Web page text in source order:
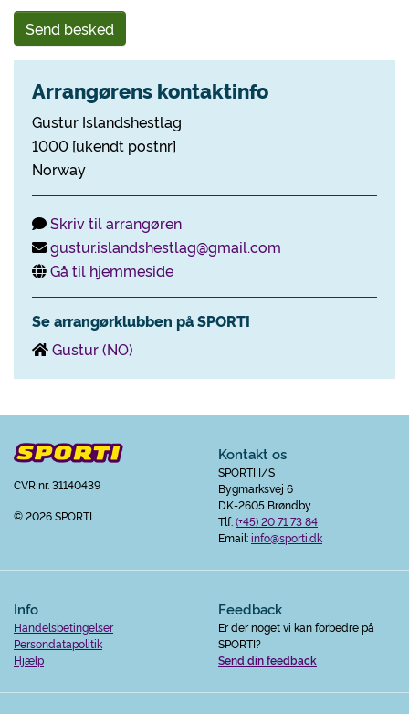
Send besked
Arrangørens kontaktinfo
Gustur Islandshestlag
1000 [ukendt postnr]
Norway
Skriv til arrangøren
gustur.islandshestlag@gmail.com
Gå til hjemmeside
Se arrangørklubben på SPORTI
Gustur (NO)
CVR nr. 31140439
© 2026 SPORTI
Kontakt os
SPORTI I/S
Bygmarksvej 6
DK-2605 Brøndby
Tlf:(+45) 20 71 73 84
Email:info@sporti.dk
Info
Handelsbetingelser
Persondatapolitik
Hjælp
Feedback
Er der noget vi kan forbedre på
SPORTI?
Send din feedback